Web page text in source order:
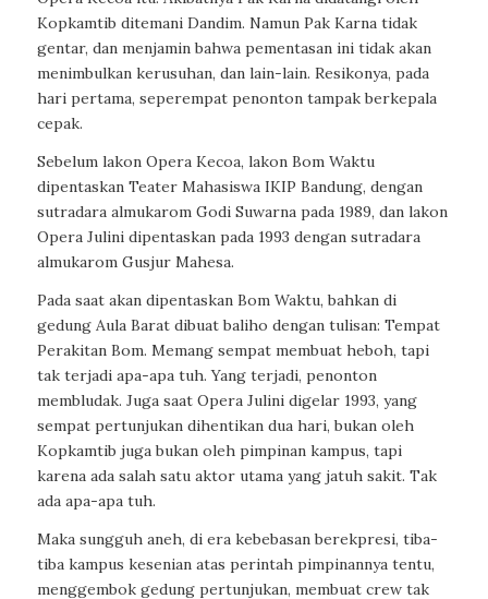
Kopkamtib ditemani Dandim. Namun Pak Karna tidak
gentar, dan menjamin bahwa pementasan ini tidak akan
menimbulkan kerusuhan, dan lain-lain. Resikonya, pada
hari pertama, seperempat penonton tampak berkepala
cepak.
Sebelum lakon Opera Kecoa, lakon Bom Waktu
dipentaskan Teater Mahasiswa IKIP Bandung, dengan
sutradara almukarom Godi Suwarna pada 1989, dan lakon
Opera Julini dipentaskan pada 1993 dengan sutradara
almukarom Gusjur Mahesa.
Pada saat akan dipentaskan Bom Waktu, bahkan di
gedung Aula Barat dibuat baliho dengan tulisan: Tempat
Perakitan Bom. Memang sempat membuat heboh, tapi
tak terjadi apa-apa tuh. Yang terjadi, penonton
membludak. Juga saat Opera Julini digelar 1993, yang
sempat pertunjukan dihentikan dua hari, bukan oleh
Kopkamtib juga bukan oleh pimpinan kampus, tapi
karena ada salah satu aktor utama yang jatuh sakit. Tak
ada apa-apa tuh.
Maka sungguh aneh, di era kebebasan berekpresi, tiba-
tiba kampus kesenian atas perintah pimpinannya tentu,
menggembok gedung pertunjukan, membuat crew tak